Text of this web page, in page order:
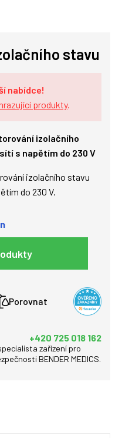
stavu
nabídce!
produkty.
izolačního
s napětím do 230 V
izolačního stavu
do 230 V.
Porovnat
+420 725 018 162
zařízení pro
BENDER MEDICS.